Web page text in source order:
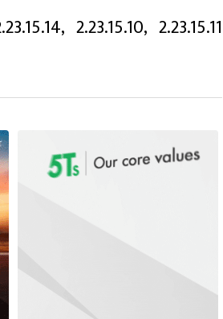
2.23.15.10, 2.23.15.11